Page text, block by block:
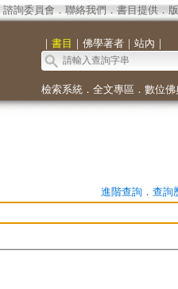
諮詢委員會． 聯絡我們 ． 書目提供．
｜ 書目 ｜ 佛學著者｜ 站內 ｜
檢索系統． 全文專區 ． 數位佛
進階查詢． 查詢